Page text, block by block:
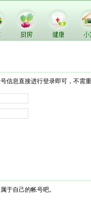
信息直接进行登录即可，不需
于自己的帐号吧。